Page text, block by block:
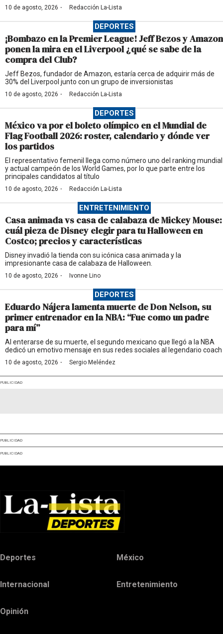
10 de agosto, 2026 · Redacción La-Lista
DEPORTES
¡Bombazo en la Premier League! Jeff Bezos y Amazon
ponen la mira en el Liverpool ¿qué se sabe de la
compra del Club?
Jeff Bezos, fundador de Amazon, estaría cerca de adquirir más de
30% del Liverpool junto con un grupo de inversionistas
10 de agosto, 2026 · Redacción La-Lista
DEPORTES
México va por el boleto olímpico en el Mundial de
Flag Football 2026: roster, calendario y dónde ver
los partidos
El representativo femenil llega como número uno del ranking mundial
y actual campeón de los World Games, por lo que parte entre los
principales candidatos al título
10 de agosto, 2026 · Redacción La-Lista
ENTRETENIMIENTO
Casa animada vs casa de calabaza de Mickey Mouse:
cuál pieza de Disney elegir para tu Halloween en
Costco; precios y características
Disney invadió la tienda con su icónica casa animada y la
impresionante casa de calabaza de Halloween.
10 de agosto, 2026 · Ivonne Lino
DEPORTES
Eduardo Nájera lamenta muerte de Don Nelson, su
primer entrenador en la NBA: “Fue como un padre
para mí”
Al enterarse de su muerte, el segundo mexicano que llegó a la NBA
dedicó un emotivo mensaje en sus redes sociales al legendario coach
10 de agosto, 2026 · Sergio Meléndez
PUBLICIDAD
PUBLICIDAD
PUBLICIDAD
Deportes México
Internacional Entretenimiento
Opinión